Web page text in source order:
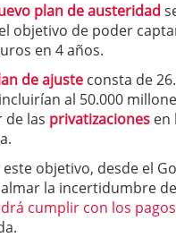
plan de austeridad
objetivo de poder
en 4 años.
de ajuste consta de
al 50.000
de las privatizaciones en
objetivo, desde el
la incertidumbre
cumplir con los pagos